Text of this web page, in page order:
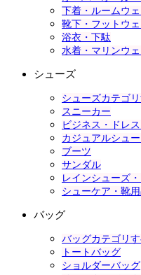
下着・ルームウ
靴下・フットウ
浴衣・下駄
水着・マリンウ
シューズ
シューズカテゴ
スニーカー
ビジネス・ドレ
カジュアルシュ
ブーツ
サンダル
レインシューズ
シューケア・靴
バッグ
バッグカテゴリ
トートバッグ
ショルダーバッグ